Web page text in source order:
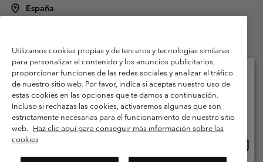
España
Condiciones de uso
Terminos de Venta
Garantía
Política de Privacidad
Términos y condiciones del programa de miembros
Términos De Uso Del Contenido Generado Por Los Usuarios
Impressum
Cookies Public CBCR
Utilizamos cookies propias y de terceros y tecnologías similares
para personalizar el contenido y los anuncios publicitarios,
proporcionar funciones de las redes sociales y analizar el tráfico
de nuestro sitio web. Por favor, indica si aceptas nuestro uso de
estas cookies en las opciones que te damos a continuación.
Incluso si rechazas las cookies, activaremos algunas que son
estrictamente necesarias para el funcionamiento de nuestro sitio
web. Haz clic aquí para conseguir más información sobre las
cookies
Selecciona tu país e idioma envío
Compras en línea disponibles